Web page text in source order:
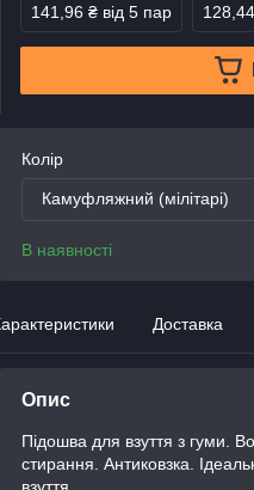
141,96 ₴ від 5 пар
Колір
Камуфляжний (мілітарі)
В наявності
Доставка
Опис
Підошва для взуття з гуми.
стирання. Антиковзка.
взуття.